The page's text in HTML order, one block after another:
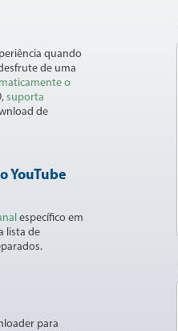
quando
de uma
o
suporta
de
YouTube
específico em
lista de
para